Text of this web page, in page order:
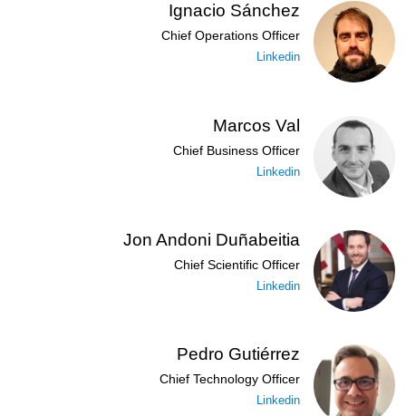
Ignacio Sánchez
Chief Operations Officer
Linkedin
Marcos Val
Chief Business Officer
Linkedin
Jon Andoni Duñabeitia
Chief Scientific Officer
Linkedin
Pedro Gutiérrez
Chief Technology Officer
Linkedin